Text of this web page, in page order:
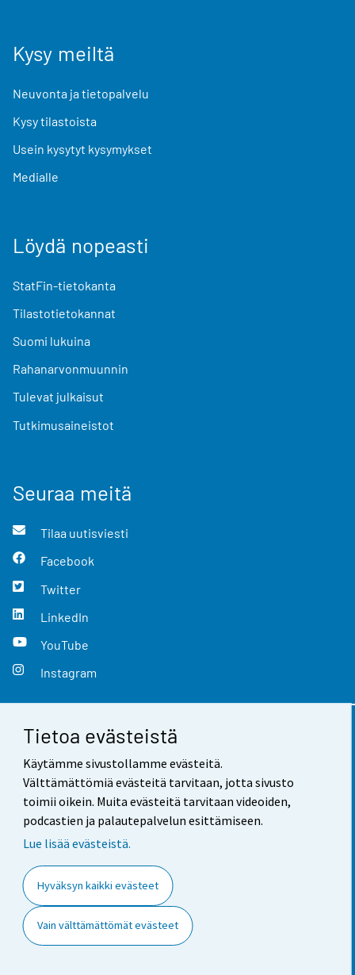
Tietoa evästeistä
Käytämme sivustollamme evästeitä.
Välttämättömiä evästeitä tarvitaan, jotta sivusto
toimii oikein. Muita evästeitä tarvitaan videoiden,
podcastien ja palautepalvelun esittämiseen.
Lue lisää evästeistä.
Hyväksyn kaikki evästeet
Vain välttämättömät evästeet
Kysy meiltä
Neuvonta ja tietopalvelu
Kysy tilastoista
Usein kysytyt kysymykset
Medialle
Löydä nopeasti
StatFin-tietokanta
Tilastotietokannat
Suomi lukuina
Rahanarvonmuunnin
Tulevat julkaisut
Tutkimusaineistot
Seuraa meitä
Tilaa uutisviesti
Facebook
Twitter
LinkedIn
YouTube
Instagram
Yhteystiedot
Palaute
Käyttöehdot
Saavutettavuus
Tietoa sivustosta
Evästeasetukset